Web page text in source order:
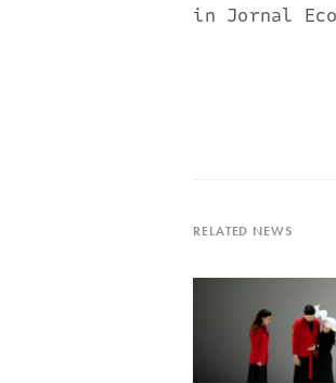
in Jornal
RELATED NEWS